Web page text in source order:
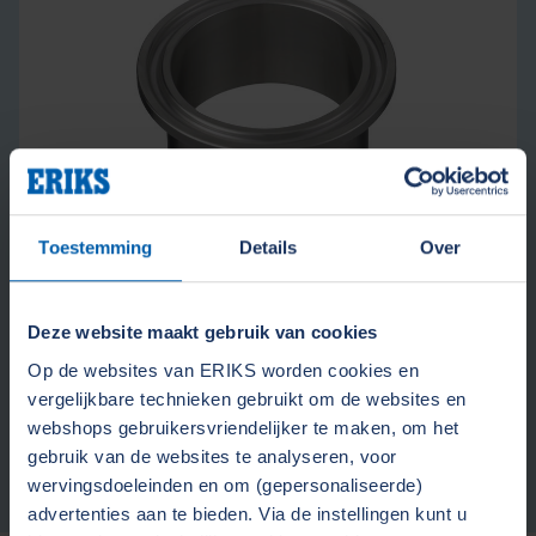
Toestemming Details Over
Deze website maakt gebruik van cookies
Op de websites van ERIKS worden cookies en
vergelijkbare technieken gebruikt om de websites en
webshops gebruikersvriendelijker te maken, om het
gebruik van de websites te analyseren, voor
wervingsdoeleinden en om (gepersonaliseerde)
advertenties aan te bieden. Via de instellingen kunt u
Bekijk in webshop